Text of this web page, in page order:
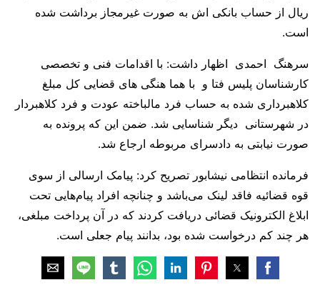
ریال از حساب بانکی اش به صورت غیرمجاز برداشت شده
است.
سرهنگ احمدی اظهار داشت: با اقدامات فنی و تخصصی
کارشناسان پلیس فتا و با هما هنگی های قضایی کل مبلغ
کلاهبرداری شده به حساب فرد مالباخته عودت و فرد کلاهبردار
در شهرستانی دیگر شناسایی شد. ضمن این که پرونده به
صورت نیابتی به دادسرای مربوطه ارجاع شد.
فرمانده انتظامی نیشابور تصریح کرد: پیامک ارسالی از سوی
قوه قضائیه فاقد لینک می‌باشد و چنانچه افراد پیام‌هایی تحت
ابلاغ الکترونیک قضائی دریافت کردند که در آن پرداخت مبلغی،
هر چند کم درخواست شده بود، بدانند پیام جعلی است.